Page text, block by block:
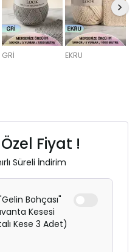
GRİ EKRU
Fiyat !
Süreli İndirim
Bohçası"
Kesesi
Kese 3 Adet)